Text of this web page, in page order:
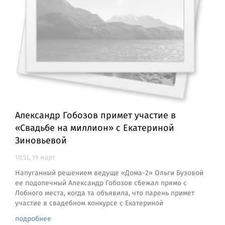
Александр Гобозов примет участие в
«Свадьбе на миллион» с Екатериной
Зиновьевой
10:51, 19 март
Напуганный решением ведуще «Дома-2» Ольги Бузовой
ее подопечный Александр Гобозов сбежал прямо с
Лобного места, когда та объявила, что парень примет
участие в свадебном конкурсе с Екатериной
подробнее